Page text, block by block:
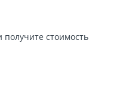
получите стоимость